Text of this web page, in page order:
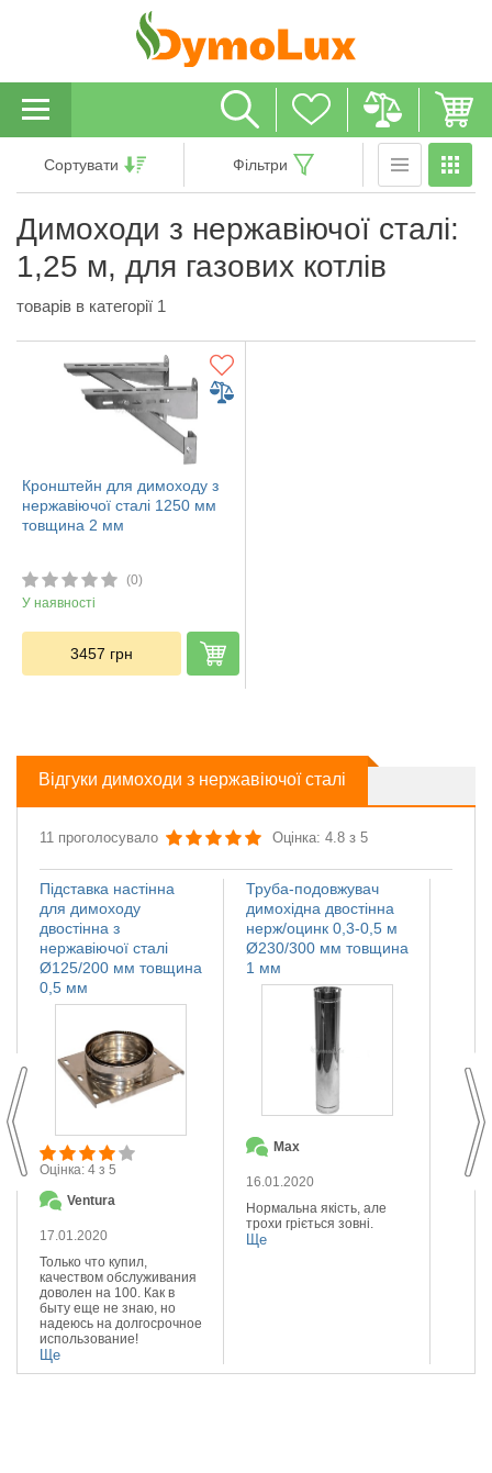
Димоходи з нержавіючої сталі:
1,25 м, для газових котлів
товарів в категорії 1
Сортувати Фільтри
Кронштейн для димоходу з
нержавіючої сталі 1250 мм
товщина 2 мм
(0)
У наявності
3457 грн
Відгуки димоходи з нержавіючої сталі
11 проголосувало Оцінка: 4.8 з 5
Труба-подовжувач
димохідна двостінна
нерж/оцинк 0,3-0,5 м
Ø230/300 мм товщина
1 мм
Max
16.01.2020
Нормальна якість, але
трохи гріється зовні.
Ще
Підставка настінна
для димоходу
двостінна з
нержавіючої сталі
Ø125/200 мм товщина
0,5 мм
Оцінка: 4 з 5
Ventura
17.01.2020
Только что купил,
качеством обслуживания
доволен на 100. Как в
быту еще не знаю, но
надеюсь на долгосрочное
использование!
Ще